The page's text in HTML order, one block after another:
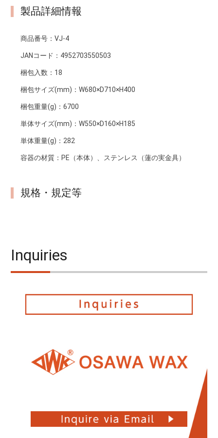
製品詳細情報
商品番号：VJ-4
JANコード： 4952703550503
梱包入数： 18
梱包サイズ(mm)：W680×D710×H400
梱包重量(g)：6700
単体サイズ(mm)：W550×D160×H185
単体重量(g)： 282
容器の材質： PE（本体）、ステンレス（蓮の実金具）
規格・規定等
Inquiries